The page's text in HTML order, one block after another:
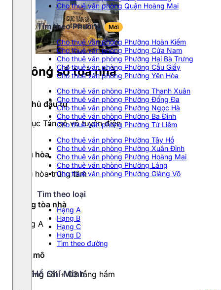
Cho thuê văn phòng Quận Hoàng Mai
Tìm theo Phường Mới
Cho thuê văn phòng Phường Hoàn Kiếm
Cho thuê văn phòng Phường Cửa Nam
Cho thuê văn phòng Phường Hai Bà Trưng
Cho thuê văn phòng Phường Cầu Giấy
Cho thuê văn phòng Phường Yên Hòa
Cho thuê văn phòng Phường Thanh Xuân
Cho thuê văn phòng Phường Đống Đa
Cho thuê văn phòng Phường Ngọc Hà
Cho thuê văn phòng Phường Ba Đình
Cho thuê văn phòng Phường Từ Liêm
Cho thuê văn phòng Phường Tây Hồ
Cho thuê văn phòng Phường Xuân Đỉnh
Cho thuê văn phòng Phường Hoàng Mai
Cho thuê văn phòng Phường Láng
Cho thuê văn phòng Phường Giảng Võ
Tìm theo loại
Hạng A
Hạng B
Hạng C
Hạng D
Tìm theo đường
Hồ Chí Minh
Thông số toà nhà
Chủ đầu tư
Cục Tần số vô tuyến điện
Điều hòa
Điều hòa trung tâm
Hạng tòa nhà
Hạng A
Quy mô
27 tầng nổi + 03 tầng hầm